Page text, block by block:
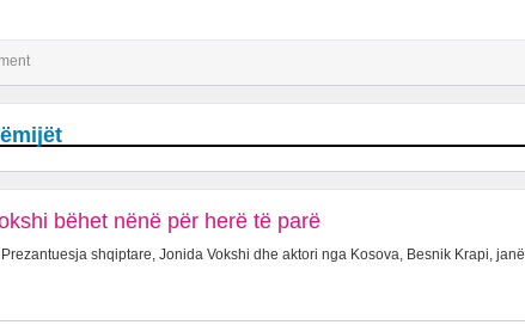
bëhet nënë për herë të parë
shqiptare, Jonida Vokshi dhe aktori nga Kosova, Besnik Krapi, janë